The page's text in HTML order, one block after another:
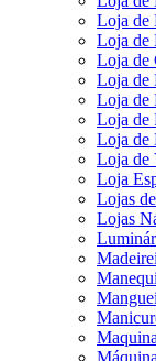
Loja de
Loja de
Loja de
Loja de
Loja de
Loja de
Loja de
Loja de
Loja
Lojas
Lojas